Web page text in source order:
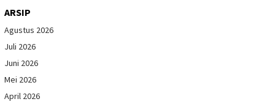
ARSIP
Agustus 2026
Juli 2026
Juni 2026
Mei 2026
April 2026